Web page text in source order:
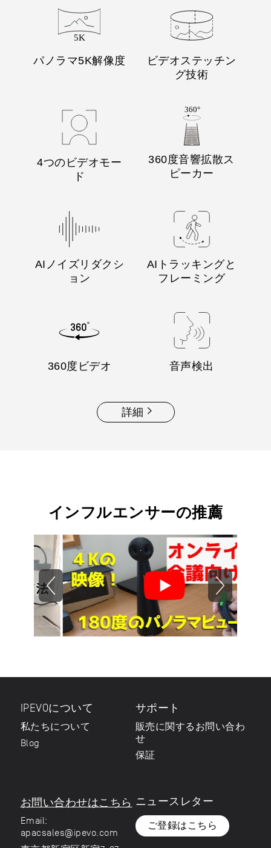
パノラマ5K解像度
ビデオステッチン
グ技術
4つのビデオモー
ド
360度音響拡散ス
ピーカー
AIノイズリダクシ
ョン
AIトラッキングと
フレーミング
360度ビデオ 音声検出
詳細
インフルエンサーの推薦
IPEVOについて
私たちについて
Blog
サポート
販売に関するお問い合わ
せ
保証
お問い合わせはこちら
Email:
apacsales@ipevo.com
ニュースレター
ご登録はこちら